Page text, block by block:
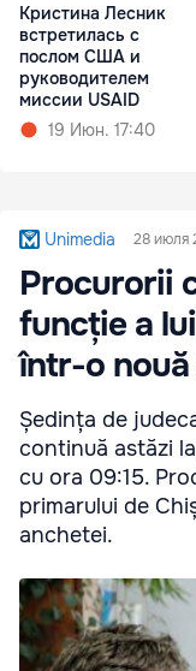
Кристина Лесник
встретилась с
послом США и
руководителем
миссии USAID
19 Июн. 17:40
Unimedia 28 июля
Procurorii
funcție a
într-o
Ședința de
continuă astăzi
cu ora 09:15.
primarului de
anchetei.